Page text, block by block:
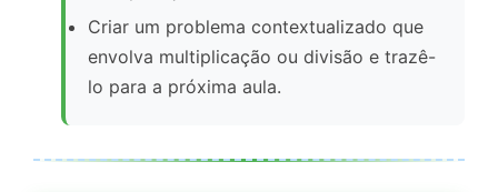
Criar um problema contextualizado que
envolva multiplicação ou divisão e trazê-
lo para a próxima aula.